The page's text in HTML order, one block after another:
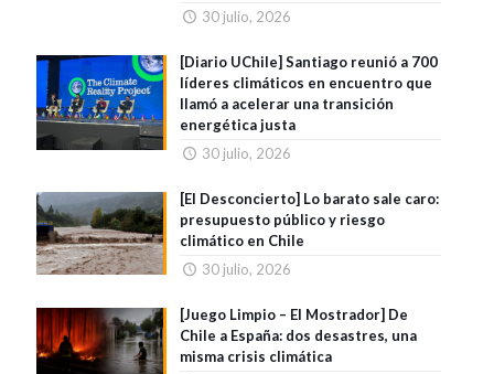
30 julio, 2026
[Diario UChile] Santiago reunió a 700
líderes climáticos en encuentro que
llamó a acelerar una transición
energética justa
30 julio, 2026
[El Desconcierto] Lo barato sale caro:
presupuesto público y riesgo
climático en Chile
30 julio, 2026
[Juego Limpio – El Mostrador] De
Chile a España: dos desastres, una
misma crisis climática